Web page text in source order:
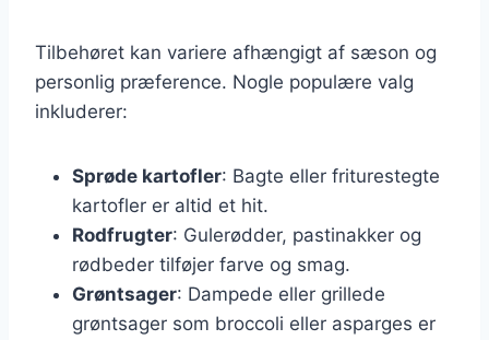
Tilbehøret kan variere afhængigt af sæson og
personlig præference. Nogle populære valg
inkluderer:
Sprøde kartofler: Bagte eller friturestegte
kartofler er altid et hit.
Rodfrugter: Gulerødder, pastinakker og
rødbeder tilføjer farve og smag.
Grøntsager: Dampede eller grillede
grøntsager som broccoli eller asparges er